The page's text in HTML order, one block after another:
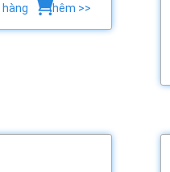
thêm >>